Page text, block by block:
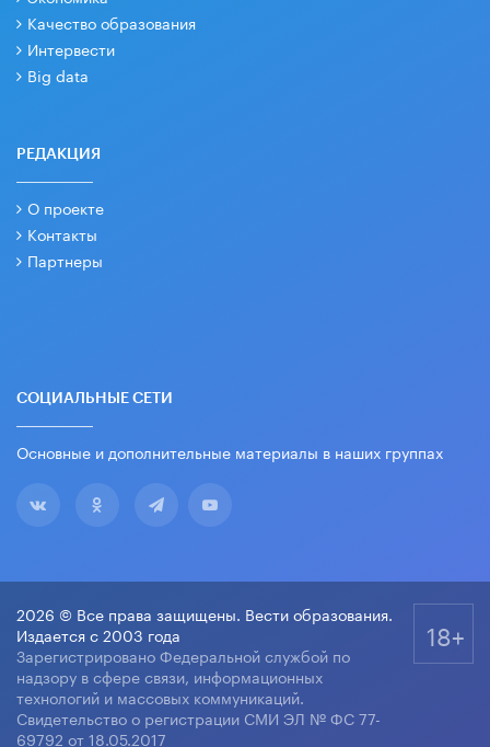
Качество образования
Интервести
Big data
РЕДАКЦИЯ
О проекте
Контакты
Партнеры
СОЦИАЛЬНЫЕ СЕТИ
Основные и дополнительные материалы в наших группах
2026 © Все права защищены. Вести образования.
Издается с 2003 года
Зарегистрировано Федеральной службой по
надзору в сфере связи, информационных
технологий и массовых коммуникаций.
Свидетельство о регистрации СМИ ЭЛ № ФС 77-
69792 от 18.05.2017
18+